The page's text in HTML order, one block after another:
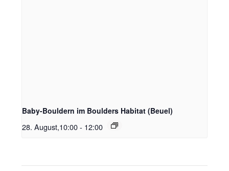
Baby-Bouldern im Boulders Habitat (Beuel)
28. August,10:00 - 12:00